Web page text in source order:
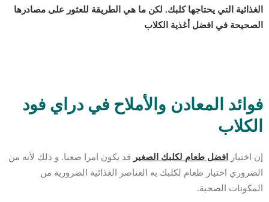
الغذائية التي يحتاجها كلبك. لكن ما هي الطريقة للعثور على مصادرها
الصحيحة في افضل أغذية الكلاب
فوائد المعادن والأملاح في دراي فود
الكلاب
إن اختيار افضل طعام لكلبك الصغير قد يكون امرا صعبا. و ذلك لأنه من
الضروري اختيار طعام لكلبك به العناصر الغذائية الضرورية من
المكونات الصحية.